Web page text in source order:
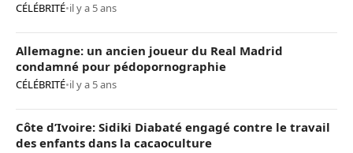
CÉLÉBRITÉ•il y a 5 ans
Allemagne: un ancien joueur du Real Madrid
condamné pour pédopornographie
CÉLÉBRITÉ•il y a 5 ans
Côte d’Ivoire: Sidiki Diabaté engagé contre le travail
des enfants dans la cacaoculture